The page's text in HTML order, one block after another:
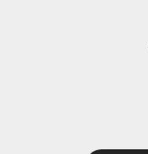
シャープペンシルIII